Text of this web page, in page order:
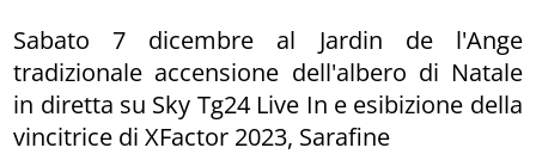
Sabato 7 dicembre al Jardin de l'Ange
tradizionale accensione dell'albero di Natale
in diretta su Sky Tg24 Live In e esibizione della
vincitrice di XFactor 2023, Sarafine